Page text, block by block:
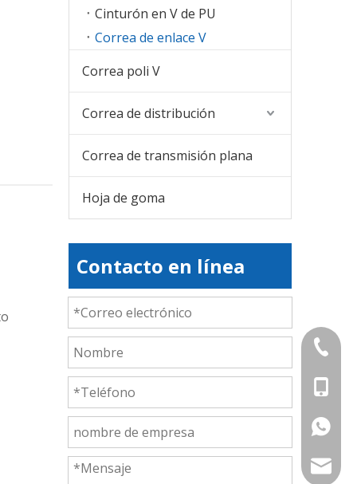
Cinturón en V de PU
Correa de enlace V
Correa poli V
Correa de distribución
Correa de transmisión plana
Hoja de goma
Contacto en línea
+86-
+86-